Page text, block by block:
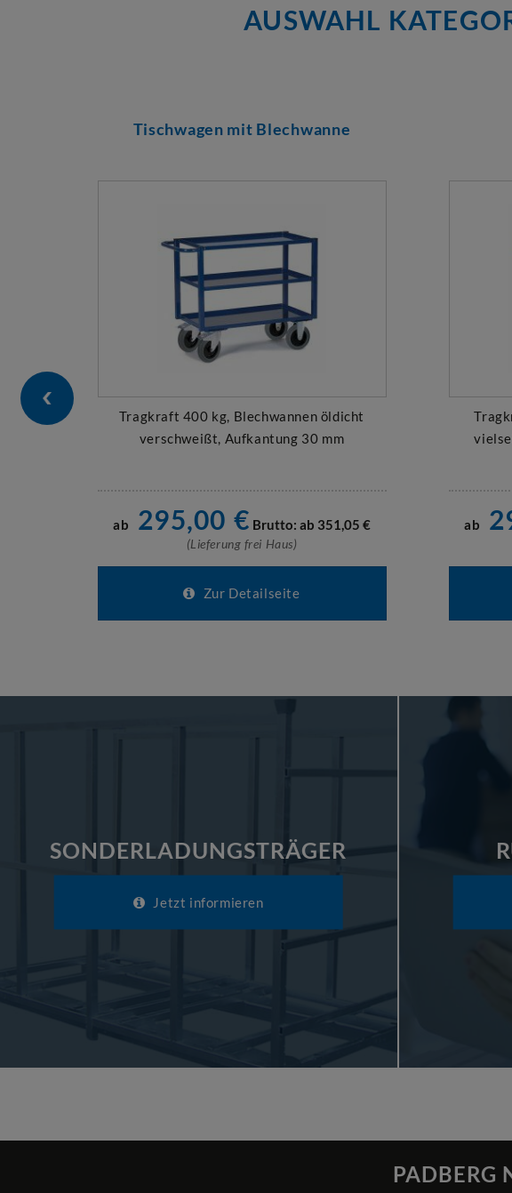
AUSWAHL
Tischwagen mit Blechwanne
Tragkraft 400 kg, Blechwannen öldicht
verschweißt, Aufkantung 30 mm
ab 295,00 € Brutto: ab 351,05 €
(Lieferung frei Haus)
Zur Detailseite
ab
SONDERLADUNGSTRÄGER
Jetzt informieren
PADBERG